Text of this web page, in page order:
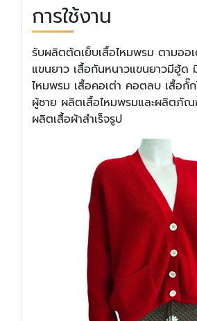
การใช้งาน
รับผลิตตัดเย็บเสื้อไหมพรม ตามออ
แขนยาว เสื้อกันหนาวแขนยาวมีฮู้ด
ไหมพรม เสื้อคอเต่า คอตลบ เสื้อ
ผู้ชาย ผลิตเสื้อไหมพรมและผลิตภัณ
ผลิตเสื้อผ้าสำเร็จรูป